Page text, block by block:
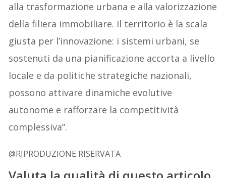
alla trasformazione urbana e alla valorizzazione
della filiera immobiliare. Il territorio è la scala
giusta per l’innovazione: i sistemi urbani, se
sostenuti da una pianificazione accorta a livello
locale e da politiche strategiche nazionali,
possono attivare dinamiche evolutive
autonome e rafforzare la competitività
complessiva”.
@RIPRODUZIONE RISERVATA